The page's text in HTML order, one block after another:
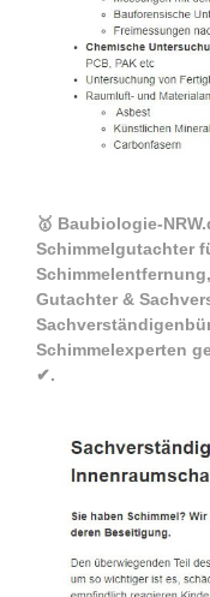
🥇 Baubiologie-
Schimmelgutachter
Gutachter &
Schimmelexperten
✔.